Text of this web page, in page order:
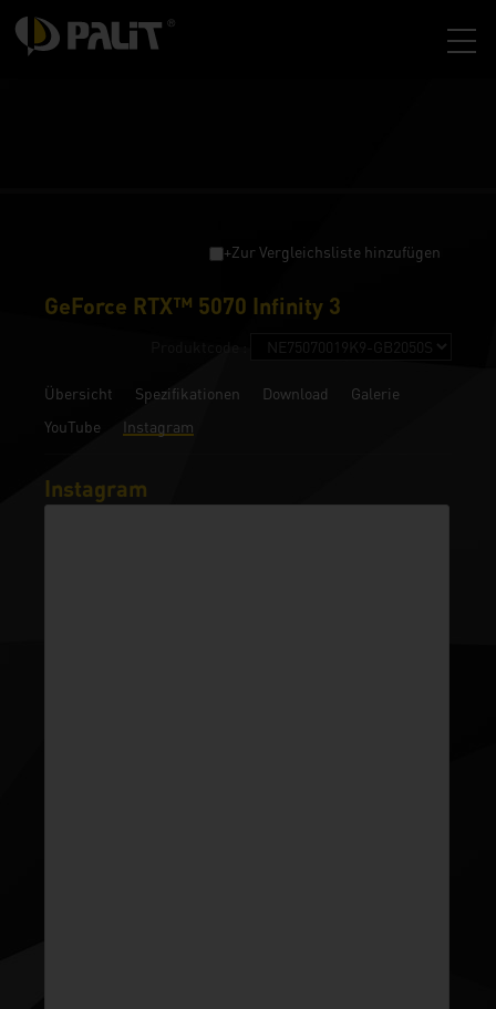
+Zur Vergleichsliste hinzufügen
GeForce RTX™ 5070 Infinity 3
Übersicht Spezifikationen Download
Galerie
YouTube
Instagram
Instagram